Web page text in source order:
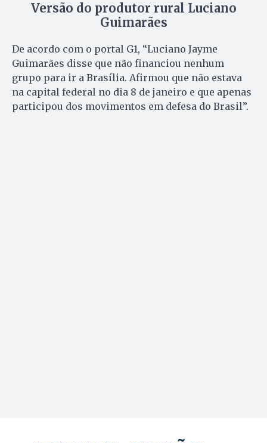
Versão do produtor rural Luciano
Guimarães
De acordo com o portal G1, “Luciano Jayme
Guimarães disse que não financiou nenhum
grupo para ir a Brasília. Afirmou que não estava
na capital federal no dia 8 de janeiro e que apenas
participou dos movimentos em defesa do Brasil”.